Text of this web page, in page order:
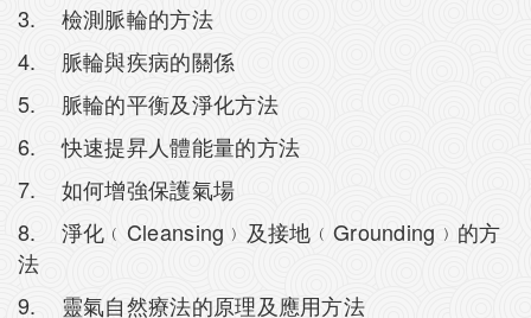
3. 檢測脈輪的方法
4. 脈輪與疾病的關係
5. 脈輪的平衡及淨化方法
6. 快速提昇人體能量的方法
7. 如何增強保護氣場
8. 淨化﹙Cleansing﹚及接地﹙Grounding﹚的方
法
9. 靈氣自然療法的原理及應用方法